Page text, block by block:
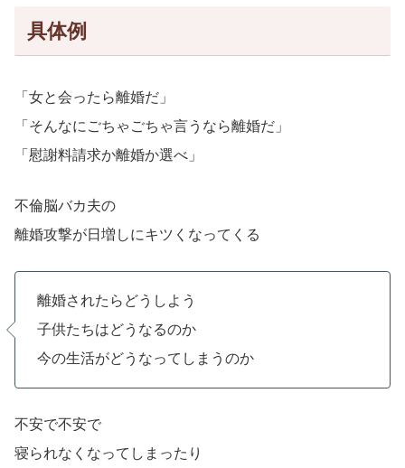
具体例
「女と会ったら離婚だ」
「そんなにごちゃごちゃ言うなら離婚だ」
「慰謝料請求か離婚か選べ」
不倫脳バカ夫の
離婚攻撃が日増しにキツくなってくる
離婚されたらどうしよう
子供たちはどうなるのか
今の生活がどうなってしまうのか
不安で不安で
寝られなくなってしまったり